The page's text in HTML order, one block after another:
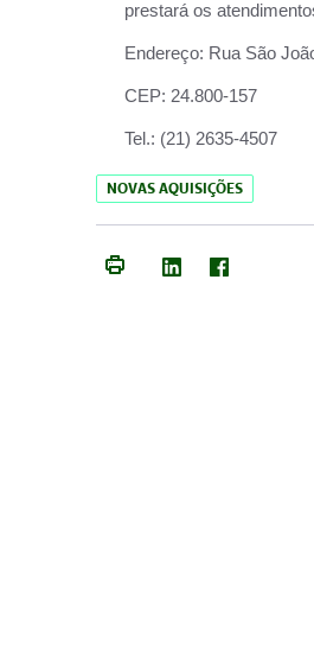
prestará os
Endereço: Rua São
CEP: 24.800-157
Tel.: (21) 2635-4507
NOVAS AQUISIÇÕES